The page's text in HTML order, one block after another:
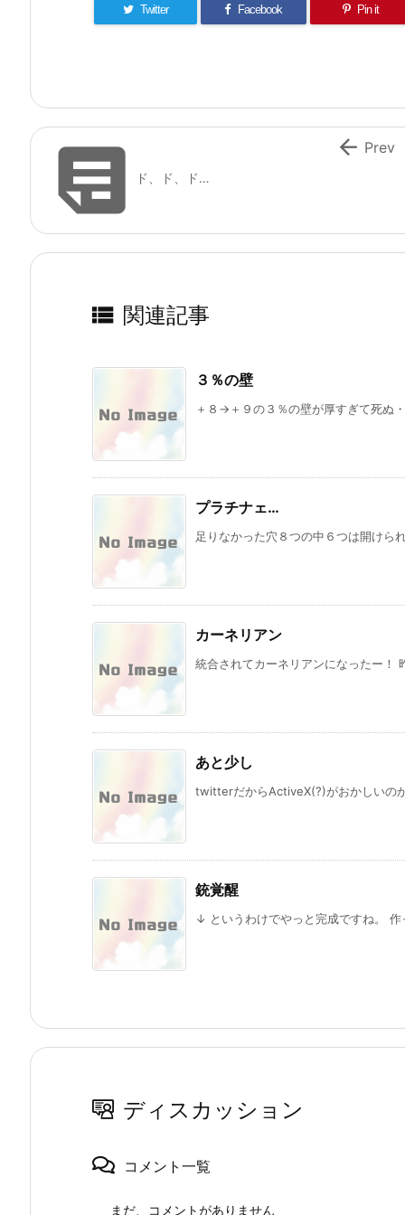
Twitter Facebook Pin it
 ド、ド、ド…
 Prev
 関連記事
３％の壁
＋８→＋９の３％の壁が厚すぎて死ぬ
プラチナェ…
足りなかった穴８つの中６つは開けら
カーネリアン
統合されてカーネリアンになったー！
あと少し
twitterだからActiveX(?)がおかしいの
銃覚醒
↓ というわけでやっと完成ですね。
ディスカッション
コメント一覧
まだ、コメントがありません